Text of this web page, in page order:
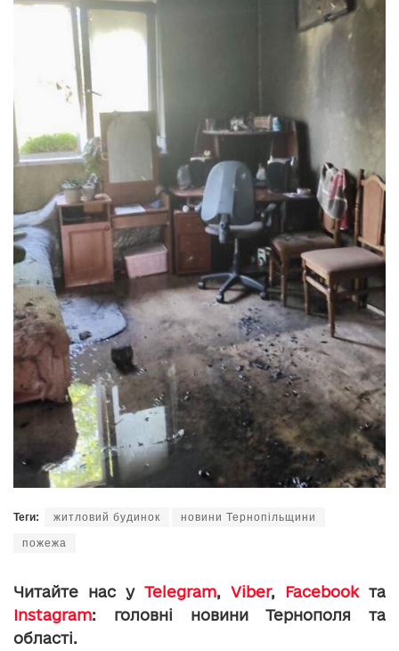
Теги: житловий будинок новини Тернопільщини
пожежа
Читайте нас у Telegram, Viber, Facebookта
Instagram: головні новини Тернополя та
області.